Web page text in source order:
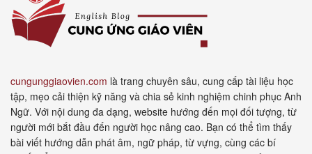
cungunggiaovien.com là trang chuyên sâu, cung cấp tài liệu học
tập, mẹo cải thiện kỹ năng và chia sẻ kinh nghiệm chinh phục Anh
Ngữ. Với nội dung đa dạng, website hướng đến mọi đối tượng, từ
người mới bắt đầu đến người học nâng cao. Bạn có thể tìm thấy
bài viết hướng dẫn phát âm, ngữ pháp, từ vựng, cùng các bí